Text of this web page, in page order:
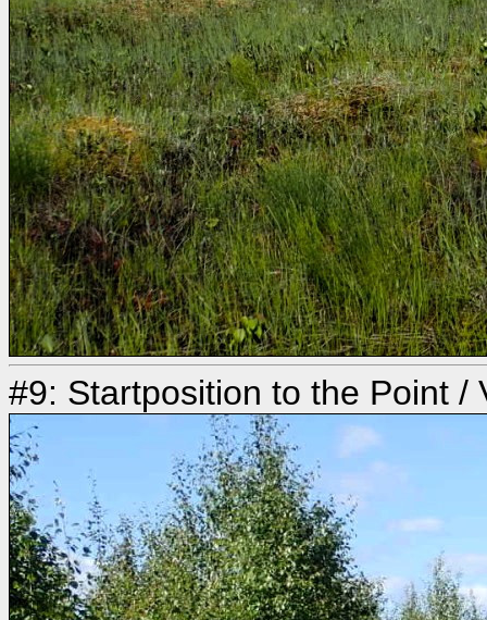
#9: Startposition to the Point /